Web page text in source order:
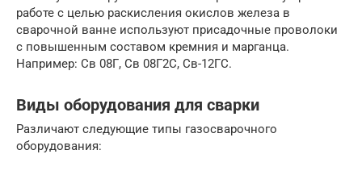
работе с целью раскисления окислов железа в
сварочной ванне используют присадочные проволоки
с повышенным составом кремния и марганца.
Например: Св 08Г, Св 08Г2С, Св-12ГС.
Виды оборудования для сварки
Различают следующие типы газосварочного
оборудования: